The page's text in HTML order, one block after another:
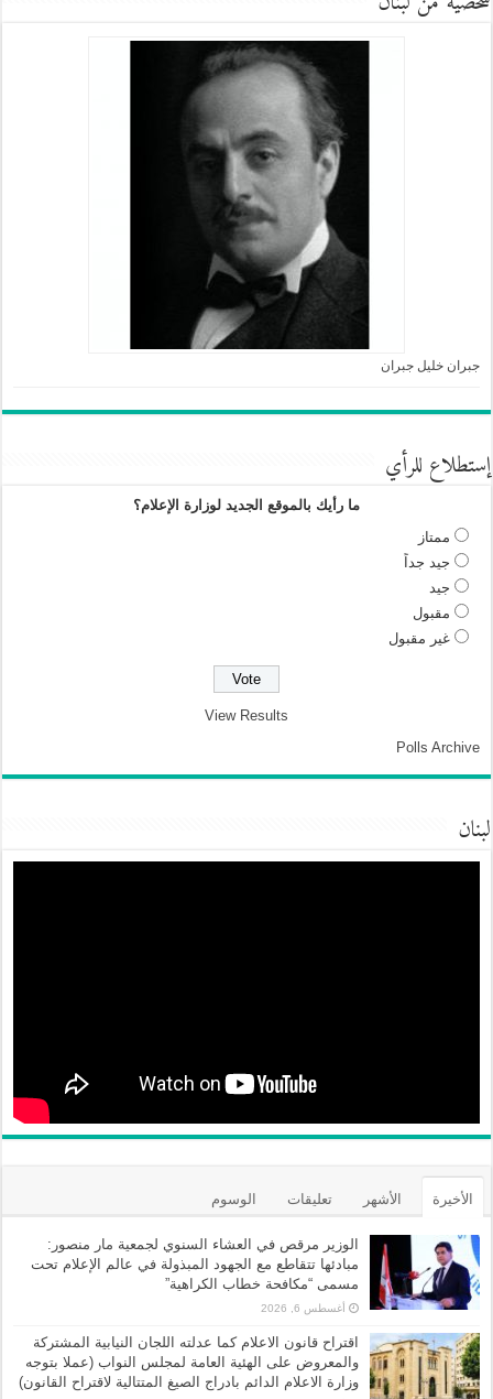
جبران خليل جبران
إستطلاع للرأي
ما رأيك بالموقع الجديد لوزارة الإعلام؟
ممتاز
جيد جداً
جيد
مقبول
غير مقبول
View Results
Polls Archive
لبنان
الأخيرة الأشهر تعليقات الوسوم
الوزير مرقص في العشاء السنوي لجمعية مار منصور:
مبادئها تتقاطع مع الجهود المبذولة في عالم الإعلام تحت
مسمى “مكافحة خطاب الكراهية”
أغسطس 6, 2026
اقتراح قانون الاعلام كما عدلته اللجان النيابية المشتركة
والمعروض على الهئية العامة لمجلس النواب (عملا بتوجه
وزارة الاعلام الدائم بادراج الصيغ المتتالية لاقتراح القانون)